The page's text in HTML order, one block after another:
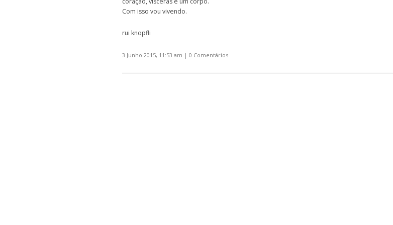
Com isso vou vivendo.
rui knopfli
3 Junho 2015, 11:53 am | 0 Comentários